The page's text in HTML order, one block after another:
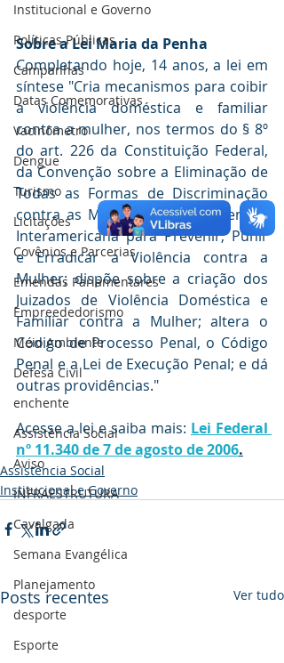
Institucional e Governo
Políticas Públicas
Campanhas
Datas Comemorativas
Vacinômetro
Dengue
Turismo
Licitações
Covênios e Parcerias
Emendas Parlamentares
Empreededorismo
Meio Ambiente
Defesa Civil
enchente
Assistência Social
Aviso
INFRAESTRUTURA
Cavalgada
Semana Evangélica
Planejamento
desporte
Esporte
Sobre a Lei Maria da Penha
Completando hoje, 14 anos, a lei em
síntese "Cria mecanismos para coibir
a violência doméstica e familiar
contra a mulher, nos termos do § 8º
do art. 226 da Constituição Federal,
da Convenção sobre a Eliminação de
Todas as Formas de Discriminação
contra as Mulheres e da Convenção
Interamericana para Prevenir, Punir
e Erradicar a Violência contra a
Mulher; dispõe sobre a criação dos
Juizados de Violência Doméstica e
Familiar contra a Mulher; altera o
Código de Processo Penal, o Código
Penal e a Lei de Execução Penal; e dá
outras providências."
Acesse a lei e saiba mais: Lei Federal
nº 11.340 de 7 de agosto de 2006.
Assistência Social
Institucional e Governo
Posts recentes Ver tudo